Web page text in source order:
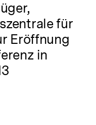
für
Eröffnung
in